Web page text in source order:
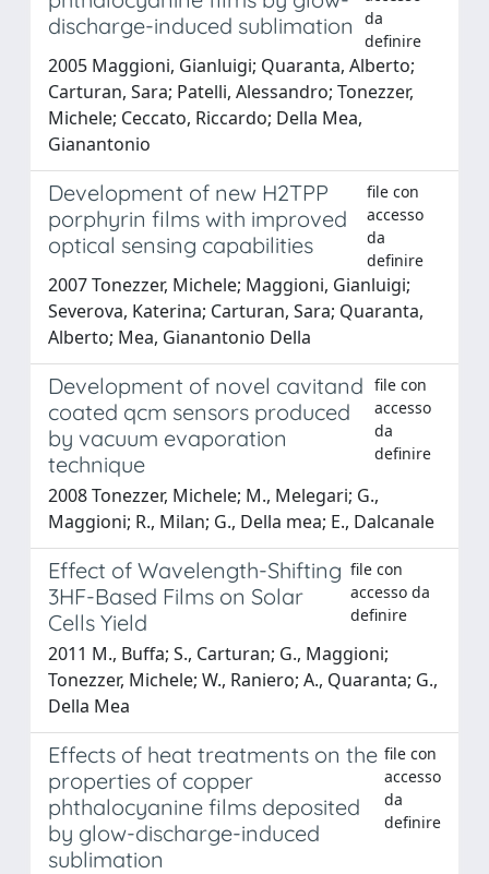
discharge-induced sublimation
da
definire
2005 Maggioni, Gianluigi; Quaranta, Alberto;
Carturan, Sara; Patelli, Alessandro; Tonezzer,
Michele; Ceccato, Riccardo; Della Mea,
Gianantonio
Development of new H2TPP
porphyrin films with improved
optical sensing capabilities
file con
accesso
da
definire
2007 Tonezzer, Michele; Maggioni, Gianluigi;
Severova, Katerina; Carturan, Sara; Quaranta,
Alberto; Mea, Gianantonio Della
Development of novel cavitand
coated qcm sensors produced
by vacuum evaporation
technique
file con
accesso
da
definire
2008 Tonezzer, Michele; M., Melegari; G.,
Maggioni; R., Milan; G., Della mea; E., Dalcanale
Effect of Wavelength-Shifting
3HF-Based Films on Solar
Cells Yield
file con
accesso da
definire
2011 M., Buffa; S., Carturan; G., Maggioni;
Tonezzer, Michele; W., Raniero; A., Quaranta; G.,
Della Mea
Effects of heat treatments on the
properties of copper
phthalocyanine films deposited
by glow-discharge-induced
sublimation
file con
accesso
da
definire